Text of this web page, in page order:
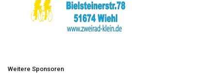
Weitere Sponsoren